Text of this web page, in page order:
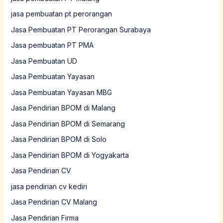
jasa pembuatan pt perorangan
Jasa Pembuatan PT Perorangan Surabaya
Jasa pembuatan PT PMA
Jasa Pembuatan UD
Jasa Pembuatan Yayasan
Jasa Pembuatan Yayasan MBG
Jasa Pendirian BPOM di Malang
Jasa Pendirian BPOM di Semarang
Jasa Pendirian BPOM di Solo
Jasa Pendirian BPOM di Yogyakarta
Jasa Pendirian CV
jasa pendirian cv kediri
Jasa Pendirian CV Malang
Jasa Pendirian Firma